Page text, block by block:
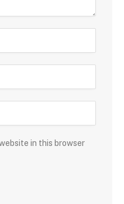
in this browser